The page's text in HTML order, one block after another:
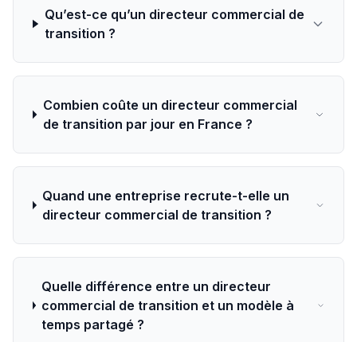
Qu’est-ce qu’un directeur commercial de
transition ?
Combien coûte un directeur commercial
de transition par jour en France ?
Quand une entreprise recrute-t-elle un
directeur commercial de transition ?
Quelle différence entre un directeur
commercial de transition et un modèle à
temps partagé ?